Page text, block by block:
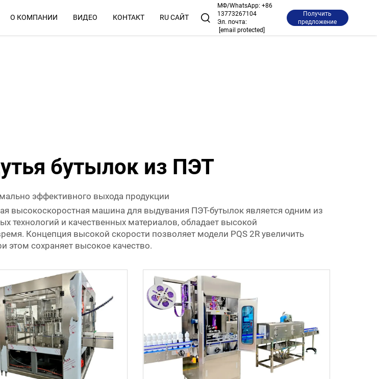
О КОМПАНИИ ВИДЕО КОНТАКТ RU САЙТ
МФ/WhatsApp: +86
13773267104
Эл. почта:
[email protected]
Получить
предложение
бутылок из ПЭТ
эффективного выхода продукции
высокоскоростная машина для выдувания ПЭТ-бутылок является одним из
и качественных материалов, обладает высокой
Концепция высокой скорости позволяет модели PQS 2R увеличить
этом сохраняет высокое качество.